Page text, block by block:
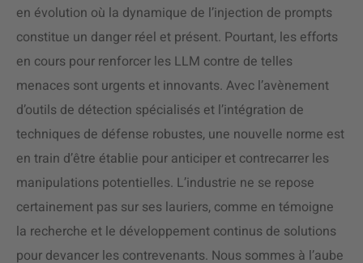
en évolution où la dynamique de l’injection de prompts
constitue un danger réel et présent. Pourtant, les efforts
en cours pour renforcer les LLM contre de telles
menaces sont urgents et innovants. Avec l’avènement
d’outils de détection spécialisés et l’intégration de
techniques de défense robustes, une nouvelle norme est
en train d’être établie pour anticiper et contrecarrer les
manipulations potentielles. L’industrie ne se repose
certainement pas sur ses lauriers, comme en témoigne
la recherche et le développement continus de solutions
pour devancer les contrevenants. Nous sommes à l’aube